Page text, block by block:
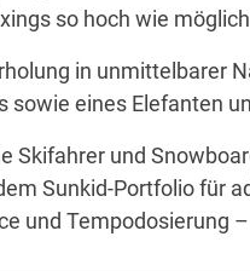
so hoch wie
in unmittelbarer
sowie eines Elefanten
Skifahrer und
Sunkid-Portfolio für
und Tempodosierung